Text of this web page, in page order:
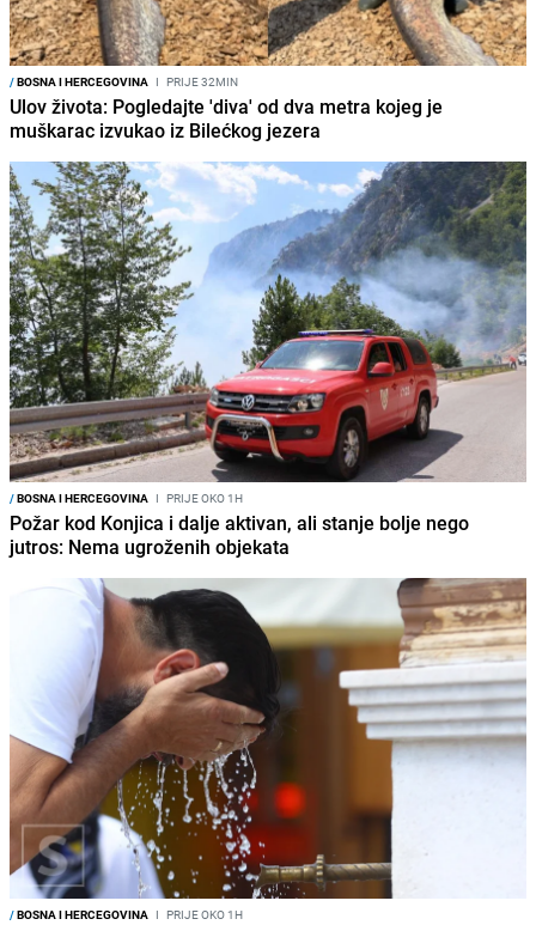
/BOSNA I HERCEGOVINA I PRIJE 32MIN
Ulov života: Pogledajte 'diva' od dva metra kojeg je
muškarac izvukao iz Bilećkog jezera
/BOSNA I HERCEGOVINA I PRIJE OKO 1H
Požar kod Konjica i dalje aktivan, ali stanje bolje nego
jutros: Nema ugroženih objekata
/BOSNA I HERCEGOVINA I PRIJE OKO 1H